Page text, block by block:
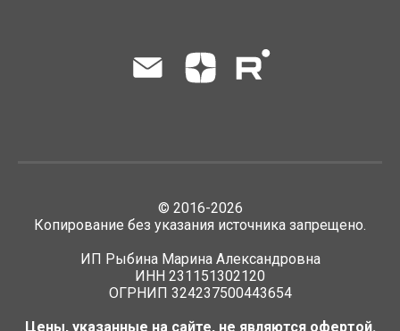
© 2016-2026
Копирование без указания источника запрещено.
ИП Рыбина Марина Александровна
ИНН 231151302120
ОГРНИП 324237500443654
Цены, указанные на сайте, не являются офертой.